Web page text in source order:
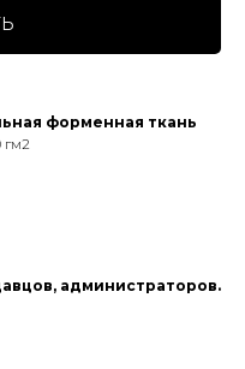
форменная ткань
гм2
администраторов.